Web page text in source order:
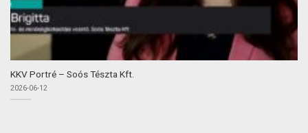
KKV Portré – Soós Tészta Kft.
2026-06-12